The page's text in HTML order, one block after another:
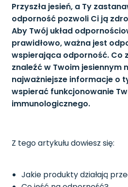
Przyszła jesień, a Ty
odporność pozwoli Ci ją
Aby Twój układ
prawidłowo, ważna jest
wspierająca odporność. Co
znaleźć w Twoim jesiennym
najważniejsze informacje o
wspierać funkcjonowanie
immunologicznego.
Z tego artykułu dowiesz się:
Jakie produkty działają